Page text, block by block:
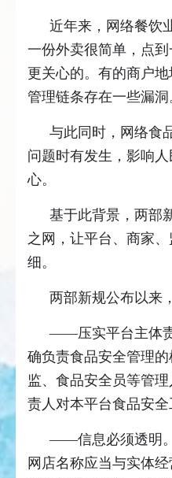
近年来，网络餐饮
一份外卖很简单，点
更关心的。有的商户
管理链条存在一些漏洞
与此同时，网络食
问题时有发生，影响
心。
基于此背景，两部
之网，让平台、商家
细。
两部新规公布以来
——压实平台主体
确负责食品安全管理
监、食品安全员等管
责人对本平台食品安全
——信息必须透明
网店名称应当与实体